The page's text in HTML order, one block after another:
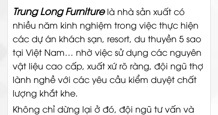
Trung Long Furniturelà nhà sản xuất có
nhiều năm kinh nghiệm trong việc thực hiện
các dự án khách sạn, resort, du thuyền 5 sao
tại Việt Nam… nhờ việc sử dụng các nguyên
vật liệu cao cấp, xuất xứ rõ ràng, đội ngũ thợ
lành nghề với các yêu cầu kiểm duyệt chất
lượng khắt khe.
Không chỉ dừng lại ở đó, đội ngũ tư vấn và